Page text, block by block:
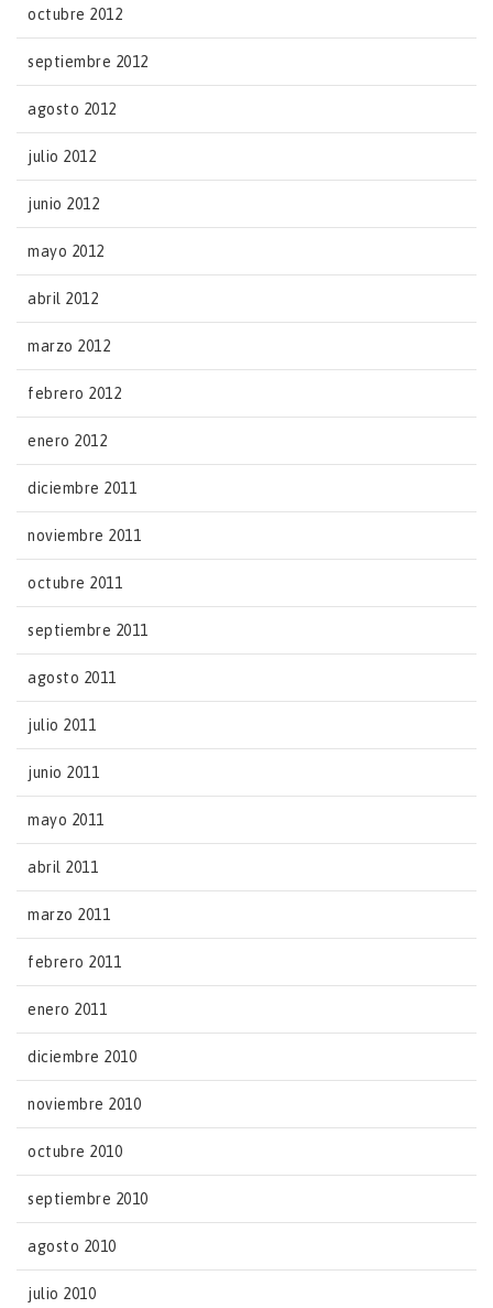
octubre 2012
septiembre 2012
agosto 2012
julio 2012
junio 2012
mayo 2012
abril 2012
marzo 2012
febrero 2012
enero 2012
diciembre 2011
noviembre 2011
octubre 2011
septiembre 2011
agosto 2011
julio 2011
junio 2011
mayo 2011
abril 2011
marzo 2011
febrero 2011
enero 2011
diciembre 2010
noviembre 2010
octubre 2010
septiembre 2010
agosto 2010
julio 2010